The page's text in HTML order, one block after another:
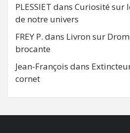
PLESSIET dans Curiosité sur
de notre univers
FREY P. dans Livron sur
brocante
Jean-François dans
cornet